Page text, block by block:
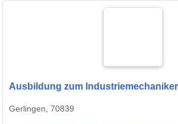
Ausbildung zum Industriemechaniker
Gerlingen, 70839